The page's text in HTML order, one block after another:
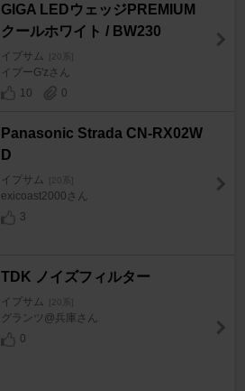
GIGA LEDウェッジPREMIUM
クールホワイト / BW230
イプサム [20系]
イプーG'zさん
10
0
Panasonic Strada CN-RX02W
D
イプサム
exicoast2000さん
3
TDK ノイズフィルター
イプサム
グランツ@兵庫さん
0